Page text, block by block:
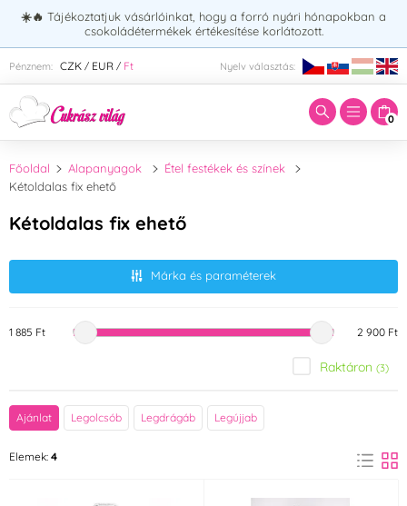
☀️🔥 Tájékoztatjuk vásárlóinkat, hogy a forró nyári hónapokban a
csokoládétermékek értékesítése korlátozott.
Pénznem: CZK / EUR / Ft Nyelv választás:
0
Adja meg a keresett kifejezést:
Főoldal Alapanyagok
Étel festékek és színek
Kétoldalas fix ehető
Kétoldalas fix ehető
Márka és paraméterek
Márka
1 885 Ft 2 900 Ft
Raktáron (3)
Ajánlat Legolcsób Legdrágáb Legújjab
Elemek: 4